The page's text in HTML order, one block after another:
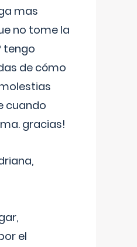
mas
no tome la
tengo
de cómo
cuando
gracias!
el